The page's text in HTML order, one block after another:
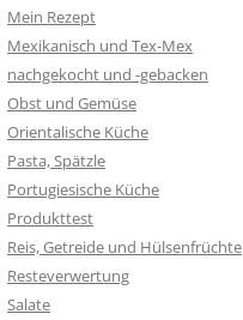
Mein Rezept
Mexikanisch und Tex-Mex
nachgekocht und -gebacken
Obst und Gemüse
Orientalische Küche
Pasta, Spätzle
Portugiesische Küche
Produkttest
Reis, Getreide und Hülsenfrüchte
Resteverwertung
Salate